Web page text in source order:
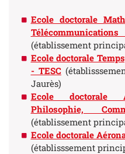
Ecole doctorale
(établissement
Ecole doctorale
- TESC
Jaurès)
Ecole doctorale
Philosophie,
(établissement
Ecole doctorale
(établisssement